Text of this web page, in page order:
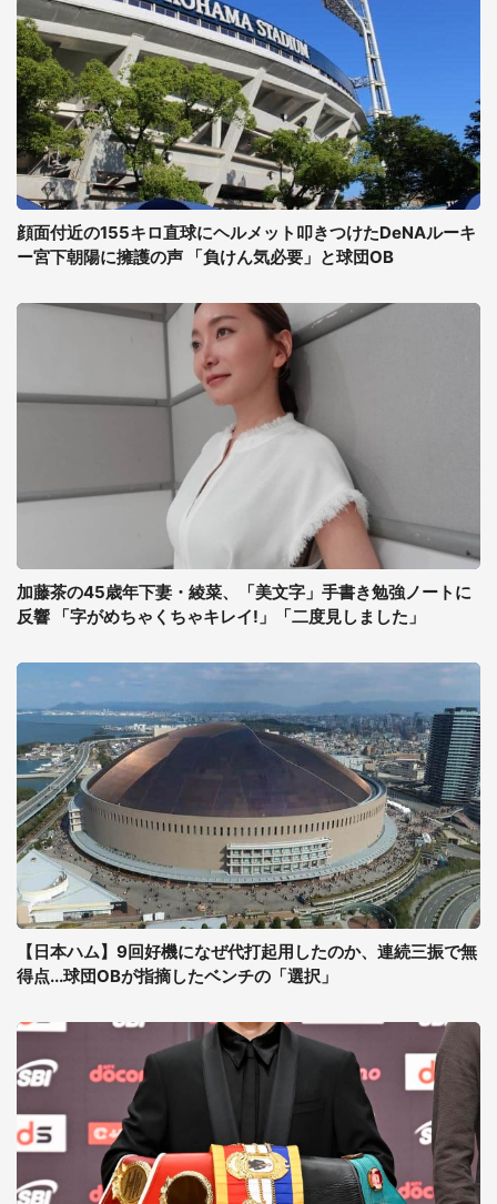
顔面付近の155キロ直球にヘルメット叩きつけたDeNAルーキ
ー宮下朝陽に擁護の声 「負けん気必要」と球団OB
加藤茶の45歳年下妻・綾菜、「美文字」手書き勉強ノートに
反響 「字がめちゃくちゃキレイ!」「二度見しました」
【日本ハム】9回好機になぜ代打起用したのか、連続三振で無
得点...球団OBが指摘したベンチの「選択」